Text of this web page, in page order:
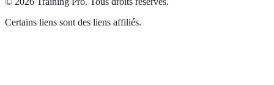
Certains liens sont des liens affiliés.